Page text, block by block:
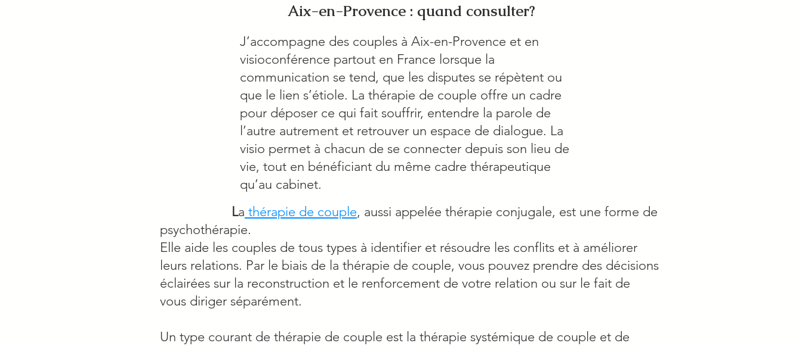
Aix-en-Provence : quand consulter?
J’accompagne des couples à Aix-en-Provence et en
visioconférence partout en France lorsque la
communication se tend, que les disputes se répètent ou
que le lien s’étiole. La thérapie de couple offre un cadre
pour déposer ce qui fait souffrir, entendre la parole de
l’autre autrement et retrouver un espace de dialogue. La
visio permet à chacun de se connecter depuis son lieu de
vie, tout en bénéficiant du même cadre thérapeutique
qu’au cabinet.
La thérapie de couple, aussi appelée thérapie conjugale, est une forme de
psychothérapie.
Elle aide les couples de tous types à identifier et résoudre les conflits et à améliorer
leurs relations. Par le biais de la thérapie de couple, vous pouvez prendre des décisions
éclairées sur la reconstruction et le renforcement de votre relation ou sur le fait de
vous diriger séparément.
Un type courant de thérapie de couple est la thérapie systémique de couple et de